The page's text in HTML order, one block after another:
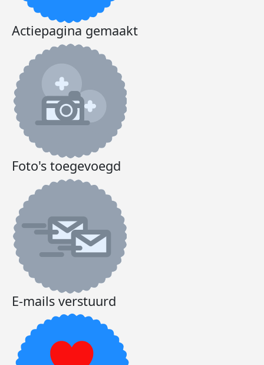
Actiepagina gemaakt
Foto's toegevoegd
E-mails verstuurd